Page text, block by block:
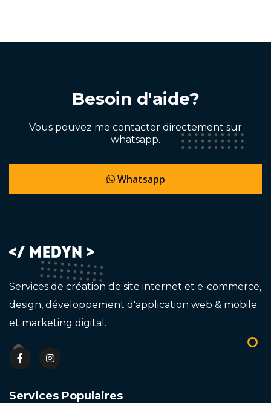
Besoin d'aide?
Vous pouvez me contacter directement sur
whatsapp.
Whatsapp
Services de création de site internet et e-commerce,
design, développement d'application web & mobile
et marketing digital.
Services Populaires